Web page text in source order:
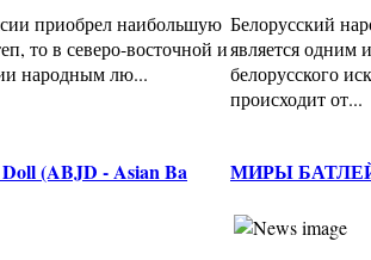
приобрел наибольшую
то в северо-восточной и
народным лю...
Белорусский
является одним
белорусского
происходит от...
(ABJD - Asian Ba МИРЫ